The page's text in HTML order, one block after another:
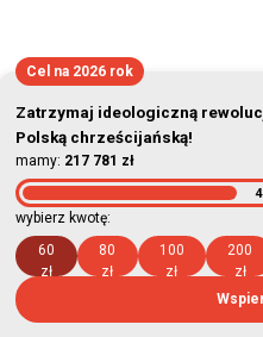
Cel na 2026 rok
Zatrzymaj ideologiczną
Polską chrześcijańską!
mamy: 217 781 zł
wybierz kwotę:
60
zł
80
zł
100
zł
200
zł